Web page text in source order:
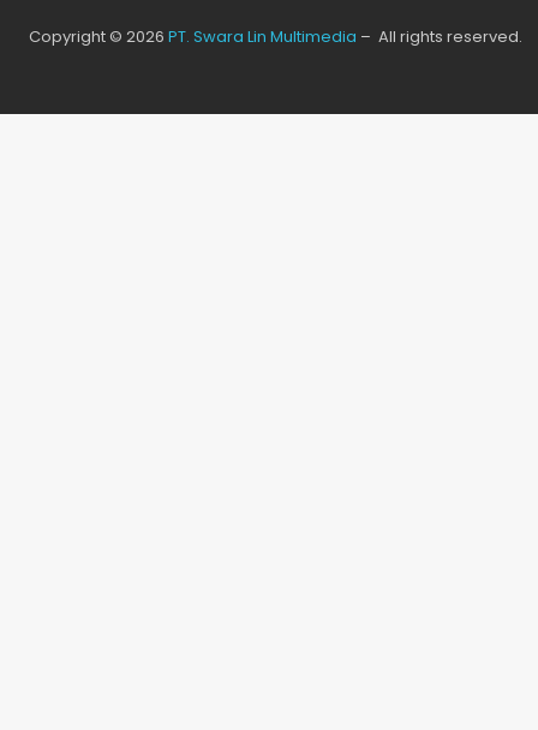
Copyright © 2026 PT. Swara Lin Multimedia – All rights reserved.